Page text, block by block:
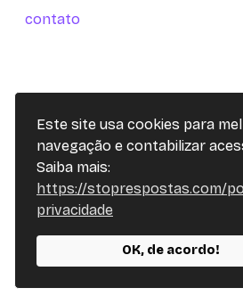
Este site usa cookies para
navegação e contabilizar
Saiba mais:
https://stoprespostas.com/
privacidade
OK, de acordo!
contato